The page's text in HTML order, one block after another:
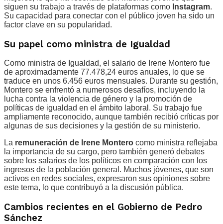
siguen su trabajo a través de plataformas como Instagram.
Su capacidad para conectar con el público joven ha sido un
factor clave en su popularidad.
Su papel como ministra de Igualdad
Como ministra de Igualdad, el salario de Irene Montero fue
de aproximadamente 77.478,24 euros anuales, lo que se
traduce en unos 6.456 euros mensuales. Durante su gestión,
Montero se enfrentó a numerosos desafíos, incluyendo la
lucha contra la violencia de género y la promoción de
políticas de igualdad en el ámbito laboral. Su trabajo fue
ampliamente reconocido, aunque también recibió críticas por
algunas de sus decisiones y la gestión de su ministerio.
La remuneración de Irene Montero como ministra reflejaba
la importancia de su cargo, pero también generó debates
sobre los salarios de los políticos en comparación con los
ingresos de la población general. Muchos jóvenes, que son
activos en redes sociales, expresaron sus opiniones sobre
este tema, lo que contribuyó a la discusión pública.
Cambios recientes en el Gobierno de Pedro
Sánchez